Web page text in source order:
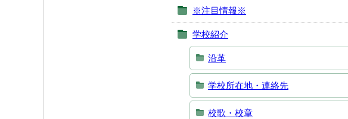
※注目情報※
学校紹介
沿革
学校所在地・連絡先
校歌・校章